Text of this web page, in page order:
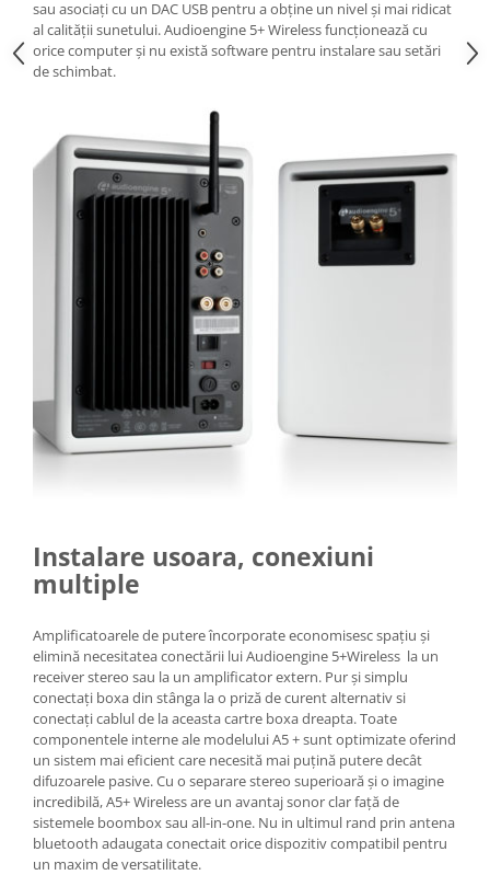
sau asociați cu un DAC USB pentru a obține un nivel și mai ridicat
al calității sunetului. Audioengine 5+ Wireless funcționează cu
orice computer și nu există software pentru instalare sau setări
de schimbat.
Instalare usoara, conexiuni
multiple
Amplificatoarele de putere încorporate economisesc spațiu și
elimină necesitatea conectării lui Audioengine 5+Wireless la un
receiver stereo sau la un amplificator extern. Pur și simplu
conectați boxa din stânga la o priză de curent alternativ si
conectați cablul de la aceasta cartre boxa dreapta. Toate
componentele interne ale modelului A5 + sunt optimizate oferind
un sistem mai eficient care necesită mai puțină putere decât
difuzoarele pasive. Cu o separare stereo superioară și o imagine
incredibilă, A5+ Wireless are un avantaj sonor clar față de
sistemele boombox sau all-in-one. Nu in ultimul rand prin antena
bluetooth adaugata conectait orice dispozitiv compatibil pentru
un maxim de versatilitate.